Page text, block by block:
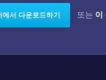
에서 다운로드하기 또는 이